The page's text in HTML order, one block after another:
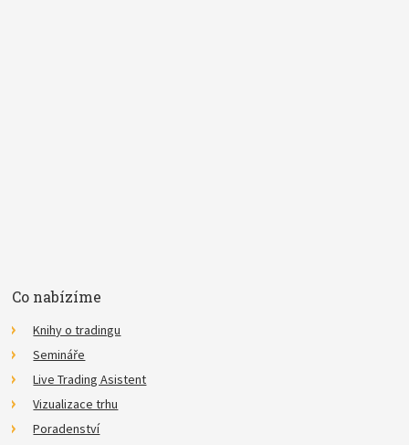
Co nabízíme
Knihy o tradingu
Semináře
Live Trading Asistent
Vizualizace trhu
Poradenství